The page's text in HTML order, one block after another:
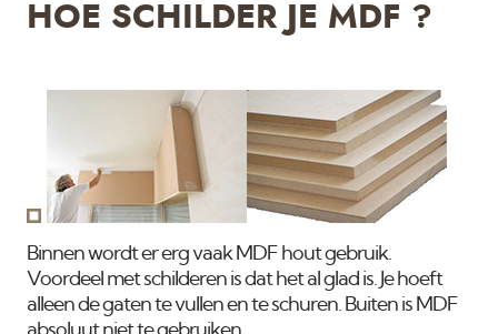
HOE SCHILDER JE MDF ?
Binnen wordt er erg vaak MDF hout gebruik.
Voordeel met schilderen is dat het al glad is. Je hoeft
alleen de gaten te vullen en te schuren. Buiten is MDF